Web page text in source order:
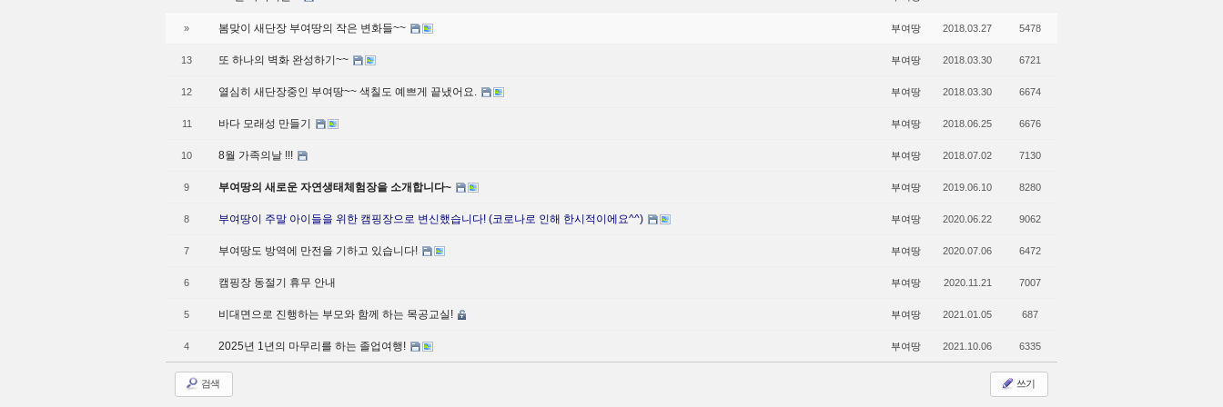
» 봄맞이 새단장 부여땅의 작은 변화들~~ 부여땅 2018.03.27 5478
13 또 하나의 벽화 완성하기~~ 부여땅 2018.03.30 6721
12 열심히 새단장중인 부여땅~~ 색칠도 예쁘게 끝냈어요. 부여땅 2018.03.30 6674
11 바다 모래성 만들기 부여땅 2018.06.25 6676
10 8월 가족의날 !!! 부여땅 2018.07.02 7130
9 부여땅의 새로운 자연생태체험장을 소개합니다~ 부여땅 2019.06.10 8280
8 부여땅이 주말 아이들을 위한 캠핑장으로 변신했습니다! (코로나로 인해 한시적이에요^^) 부여땅 2020.06.22 9062
7 부여땅도 방역에 만전을 기하고 있습니다! 부여땅 2020.07.06 6472
6 캠핑장 동절기 휴무 안내 부여땅 2020.11.21 7007
5 비대면으로 진행하는 부모와 함께 하는 목공교실! 부여땅 2021.01.05 687
4 2025년 1년의 마무리를 하는 졸업여행! 부여땅 2021.10.06 6335
검색 쓰기